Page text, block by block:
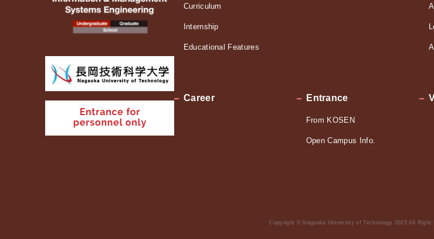
Curriculum
Internship
Educational Features
Career Entrance
From KOSEN
Open Campus Info.
Copyright © Nagaoka University of Technology 2023 All Right